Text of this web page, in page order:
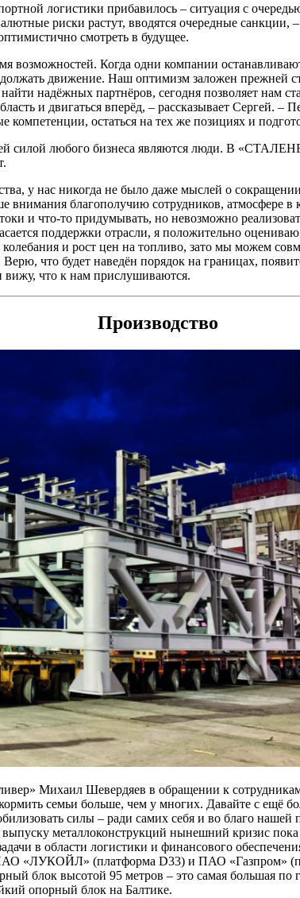
логистики прибавилось – ситуация с
риски растут, вводятся очередные санкции,
смотреть в будущее.
возможностей. Когда одни компании
движение. Наш оптимизм заложен прежней
надёжных партнёров, сегодня позволяет нам
и двигаться вперёд, – рассказывает Сергей. –
компетенции, остаться на тех же позициях и
силой любого бизнеса являются люди. В
у нас никогда не было даже мыслей о
внимания благополучию сотрудников, атмосфере
и что-то придумывать, но невозможно
поддержки отрасли, я положительно
и рост цен на топливо, зато мы можем
что будет наведён порядок на границах,
вижу, что к нам прислушиваются.
Производство
Михаил Шевердяев в обращении к
семьи больше, чем у многих. Давайте с ещё
силы – ради самих себя и во благо
металлоконструкций нынешний кризис пока
в области логистики и финансового
«ЛУКОЙЛ» (платформа D33) и ПАО «Газпром»
блок высотой 95 метров – это самая большая по
опорный блок на Балтике.